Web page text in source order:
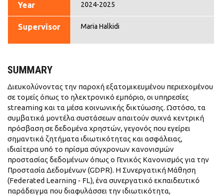
Year 2024-2025
Supervisor Maria Halkidi
SUMMARY
Διευκολύνοντας την παροχή εξατομικευμένου περιεχομένου
σε τομείς όπως το ηλεκτρονικό εμπόριο, οι υπηρεσίες
streaming και τα μέσα κοινωνικής δικτύωσης. Ωστόσο, τα
συμβατικά μοντέλα συστάσεων απαιτούν συχνά κεντρική
πρόσβαση σε δεδομένα χρηστών, γεγονός που εγείρει
σημαντικά ζητήματα ιδιωτικότητας και ασφάλειας,
ιδιαίτερα υπό το πρίσμα σύγχρονων κανονισμών
προστασίας δεδομένων όπως ο Γενικός Κανονισμός για την
Προστασία Δεδομένων (GDPR). Η Συνεργατική Μάθηση
(Federated Learning - FL), ένα συνεργατικό εκπαιδευτικό
παράδειγμα που διαφυλάσσει την ιδιωτικότητα,